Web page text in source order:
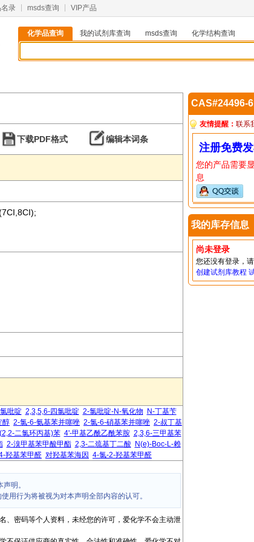
录 msds查询 VIP产品
化学品查询 我的试剂库查询 msds查询
化学结构查询
下载PDF格式 编辑本词条
吡啶 2,3,5,6-四氯吡啶 2-氯吡啶-N-氧化物
N-丁基苄
醇 2-氯-6-氨基苯并噻唑 2-氯-6-硝基苯并噻唑 2-叔丁基
(2,2-二氯环丙基)苯 4'-甲基乙酰乙酰苯胺 2,3,6-三甲基苯
2-溴甲基苯甲酸甲酯 2,3-二巯基丁二酸
N(e)-Boc-L-赖
羟基苯甲醛 对羟基苯海因 4-氯-2-羟基苯甲醛
明。
用行为将被视为对本声明全部内容的认可。
、密码等个人资料，未经您的许可，爱化学不会主动泄
CAS#24496-
友情提醒： 联系
注册免费
您的产品需要
息
我的库存信息
尚未登录
您还没有登录，
创建试剂库教程